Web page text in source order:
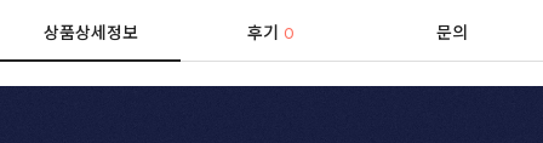
상품상세정보 후기0 문의